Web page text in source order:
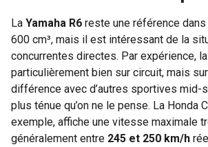
La Yamaha R6 reste une référence
600 cm³, mais il est intéressant de la
concurrentes directes. Par expérience,
particulièrement bien sur circuit, mais
différence avec d’autres sportives mid-
plus ténue qu’on ne le pense. La Honda
exemple, affiche une vitesse maximale
généralement entre 245 et 250 km/h